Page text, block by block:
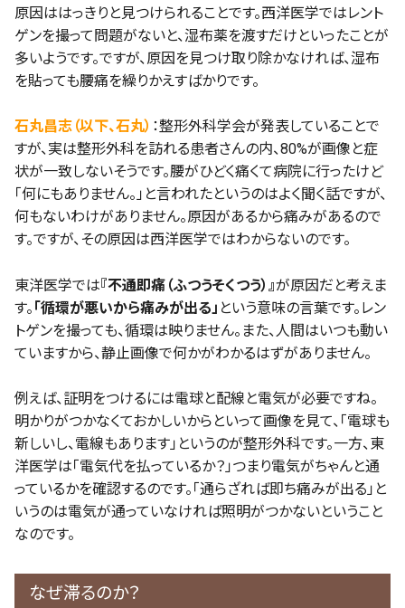
原因ははっきりと見つけられることです。西洋医学ではレント
ゲンを撮って問題がないと、湿布薬を渡すだけといったことが
多いようです。ですが、原因を見つけ取り除かなければ、湿布
を貼っても腰痛を繰りかえすばかりです。
石丸昌志（以下、石丸） ：整形外科学会が発表していることで
すが、実は整形外科を訪れる患者さんの内、80%が画像と症
状が一致しないそうです。腰がひどく痛くて病院に行ったけど
「何にもありません。」と言われたというのはよく聞く話ですが、
何もないわけがありません。原因があるから痛みがあるので
す。ですが、その原因は西洋医学ではわからないのです。
東洋医学では『不通即痛（ふつうそくつう）』が原因だと考えま
す。 「循環が悪いから痛みが出る」 という意味の言葉です。レン
トゲンを撮っても、循環は映りません。また、人間はいつも動い
ていますから、静止画像で何かがわかるはずがありません。
例えば、証明をつけるには電球と配線と電気が必要ですね。
明かりがつかなくておかしいからといって画像を見て、「電球も
新しいし、電線もあります」というのが整形外科です。一方、東
洋医学は「電気代を払っているか？」つまり電気がちゃんと通
っているかを確認するのです。「通らざれば即ち痛みが出る」と
いうのは電気が通っていなければ照明がつかないということ
なのです。
なぜ滞るのか？